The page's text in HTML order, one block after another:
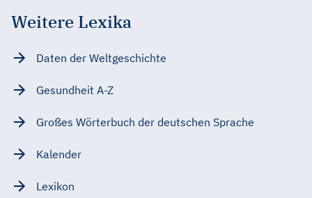
Weitere Lexika
Daten der Weltgeschichte
Gesundheit A-Z
Großes Wörterbuch der deutschen Sprache
Kalender
Lexikon